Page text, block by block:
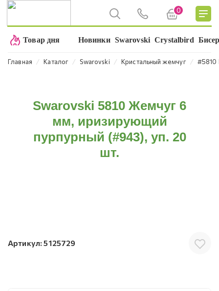
0
Товар дня Новинки Swarovski Crystalbird
Главная ⁄ Каталог ⁄ Swarovski ⁄ Кристальный жемчуг ⁄ #5810
Swarovski 5810 Жемчуг 6
мм, иризирующий
пурпурный (#943), уп. 20
шт.
Артикул: 5125729